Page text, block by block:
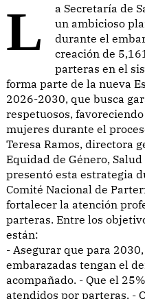
La Secretaría de Salud federal de México tiene
un ambicioso
durante el
creación de
parteras en el
forma parte de la nueva
2026-2030, que busca
respetuosos,
mujeres durante el
Teresa Ramos, directora
Equidad de Género,
presentó esta estrategia
Comité Nacional de
fortalecer la atención
parteras. Entre los
están:
- Asegurar que para
embarazadas tengan el
acompañado. - Que el
atendidos por parteras. -